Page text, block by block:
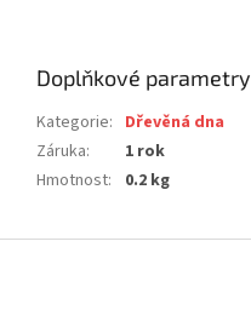
Doplňkové parametry
Kategorie: Dřevěná dna
Záruka:
1 rok
Hmotnost: 0.2 kg